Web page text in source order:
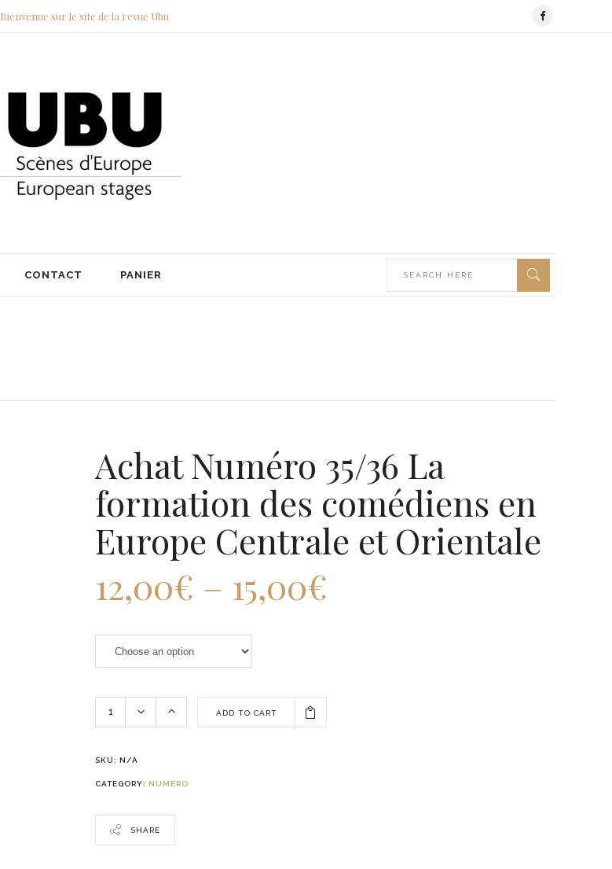
Bienvenue sur le site de la revue Ubu
CONTACT PANIER
Achat Numéro 35/36 La
formation des comédiens en
Europe Centrale et Orientale
12,00€ – 15,00€
ADD TO CART
SKU: N/A
CATEGORY: NUMÉRO
SHARE